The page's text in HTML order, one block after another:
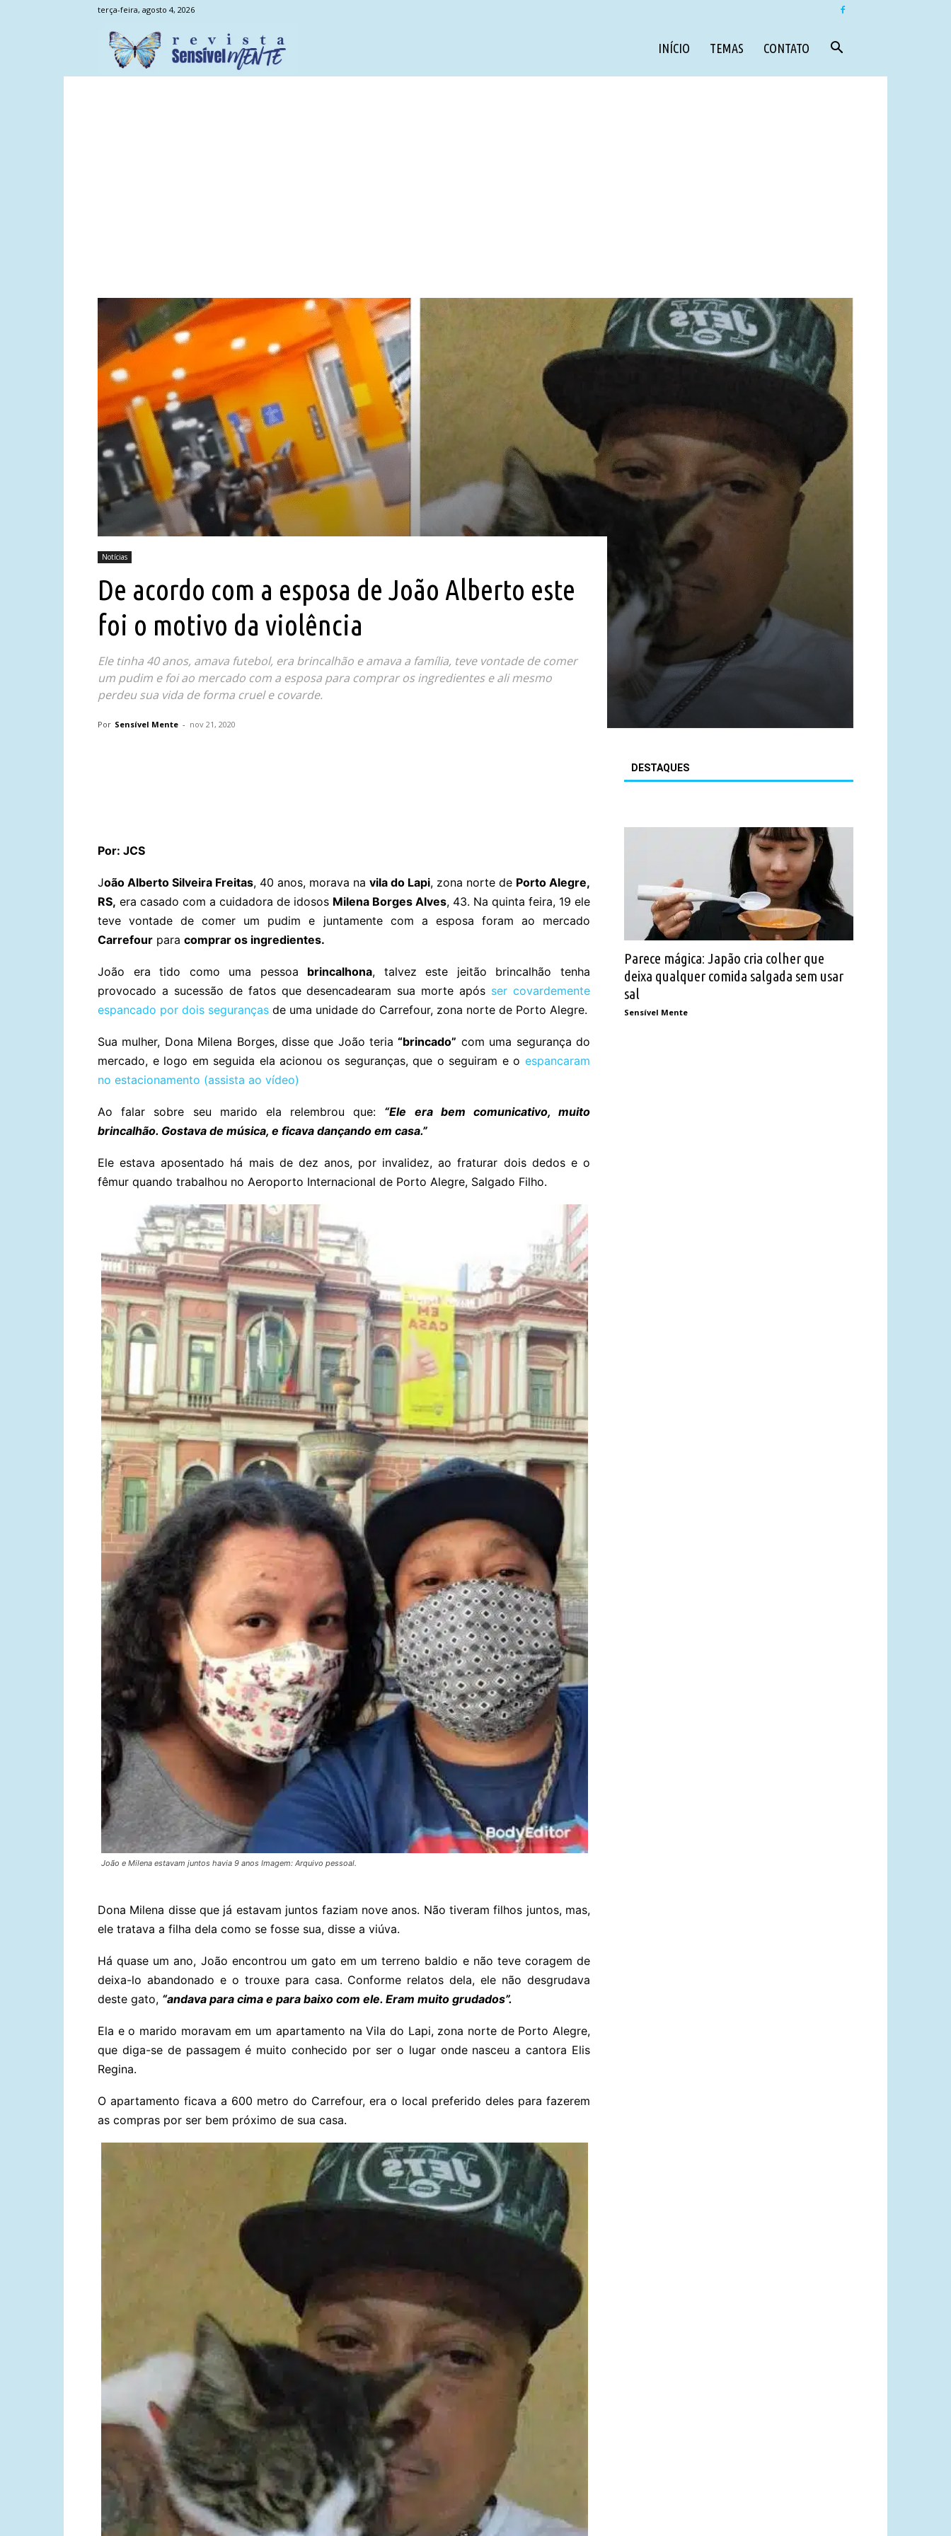
terça-feira, agosto 4, 2026
INÍCIO TEMAS CONTATO
Notícias
De acordo com a esposa de João Alberto este
foi o motivo da violência
Ele tinha 40 anos, amava futebol, era brincalhão e amava a família, teve vontade de comer
um pudim e foi ao mercado com a esposa para comprar os ingredientes e ali mesmo
perdeu sua vida de forma cruel e covarde.
Por Sensível Mente - nov 21, 2020
Por: JCS
João Alberto Silveira Freitas, 40 anos, morava na vila do Lapi, zona norte de Porto Alegre,
RS, era casado com a cuidadora de idosos Milena Borges Alves, 43. Na quinta feira, 19 ele
teve vontade de comer um pudim e juntamente com a esposa foram ao mercado
Carrefour para comprar os ingredientes.
João era tido como uma pessoa brincalhona, talvez este jeitão brincalhão tenha
provocado a sucessão de fatos que desencadearam sua morte após ser covardemente
espancado por dois seguranças de uma unidade do Carrefour, zona norte de Porto Alegre.
Sua mulher, Dona Milena Borges, disse que João teria“brincado” com uma segurança do
mercado, e logo em seguida ela acionou os seguranças, que o seguiram e o espancaram
no estacionamento (assista ao vídeo)
Ao falar sobre seu marido ela relembrou que: “Ele era bem comunicativo, muito
brincalhão. Gostava de música, e ficava dançando em casa.”
Ele estava aposentado há mais de dez anos, por invalidez, ao fraturar dois dedos e o
fêmur quando trabalhou no Aeroporto Internacional de Porto Alegre, Salgado Filho.
João e Milena estavam juntos havia 9 anos Imagem: Arquivo pessoal.
Dona Milena disse que já estavam juntos faziam nove anos. Não tiveram filhos juntos, mas,
ele tratava a filha dela como se fosse sua, disse a viúva.
Há quase um ano, João encontrou um gato em um terreno baldio e não teve coragem de
deixa-lo abandonado e o trouxe para casa. Conforme relatos dela, ele não desgrudava
deste gato, “andava para cima e para baixo com ele. Eram muito grudados”.
Ela e o marido moravam em um apartamento na Vila do Lapi, zona norte de Porto Alegre,
que diga-se de passagem é muito conhecido por ser o lugar onde nasceu a cantora Elis
Regina.
O apartamento ficava a 600 metro do Carrefour, era o local preferido deles para fazerem
as compras por ser bem próximo de sua casa.
DESTAQUES
Parece mágica: Japão cria colher que
deixa qualquer comida salgada sem usar
sal
Sensível Mente